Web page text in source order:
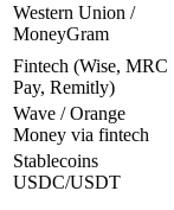
Western Union /
MoneyGram
Fintech (Wise, MRC
Pay, Remitly)
Wave / Orange
Money via fintech
Stablecoins
USDC/USDT